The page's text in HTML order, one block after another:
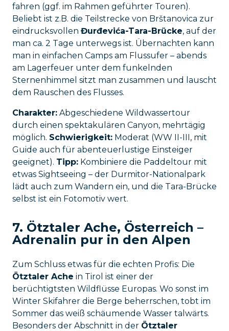
fahren (ggf. im Rahmen geführter Touren).
Beliebt ist z.B. die Teilstrecke von Brštanovica zur
eindrucksvollen Đurđevića-Tara-Brücke, auf der
man ca. 2 Tage unterwegs ist. Übernachten kann
man in einfachen Camps am Flussufer – abends
am Lagerfeuer unter dem funkelnden
Sternenhimmel sitzt man zusammen und lauscht
dem Rauschen des Flusses.
Charakter: Abgeschiedene Wildwassertour
durch einen spektakulären Canyon, mehrtägig
möglich. Schwierigkeit: Moderat (WW II-III, mit
Guide auch für abenteuerlustige Einsteiger
geeignet). Tipp: Kombiniere die Paddeltour mit
etwas Sightseeing – der Durmitor-Nationalpark
lädt auch zum Wandern ein, und die Tara-Brücke
selbst ist ein Fotomotiv wert.
7. Ötztaler Ache, Österreich –
Adrenalin pur in den Alpen
Zum Schluss etwas für die echten Profis: Die
Ötztaler Ache in Tirol ist einer der
berüchtigtsten Wildflüsse Europas. Wo sonst im
Winter Skifahrer die Berge beherrschen, tobt im
Sommer das weiß schäumende Wasser talwärts.
Besonders der Abschnitt in der Ötztaler